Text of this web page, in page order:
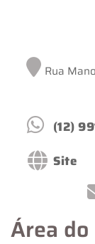
Rua
(12)
Site
Área